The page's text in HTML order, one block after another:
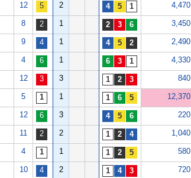
12 2 4,470
8 1 3,450
9 1 2,490
4 1 4,330
12 3 840
5 1 12,370
12 3 220
11 2 1,040
4 1 580
10 2 720